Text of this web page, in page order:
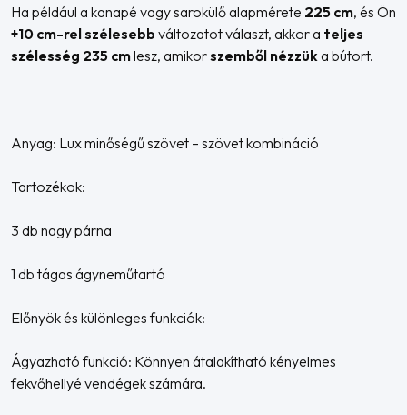
Ha például a kanapé vagy sarokülő alapmérete 225 cm, és Ön
+10 cm-rel szélesebb változatot választ, akkor a teljes
szélesség 235 cmlesz, amikorszemből nézzük a bútort.
Anyag: Lux minőségű szövet – szövet kombináció
Tartozékok:
3 db nagy párna
1 db tágas ágyneműtartó
Előnyök és különleges funkciók:
Ágyazható funkció: Könnyen átalakítható kényelmes
fekvőhellyé vendégek számára.